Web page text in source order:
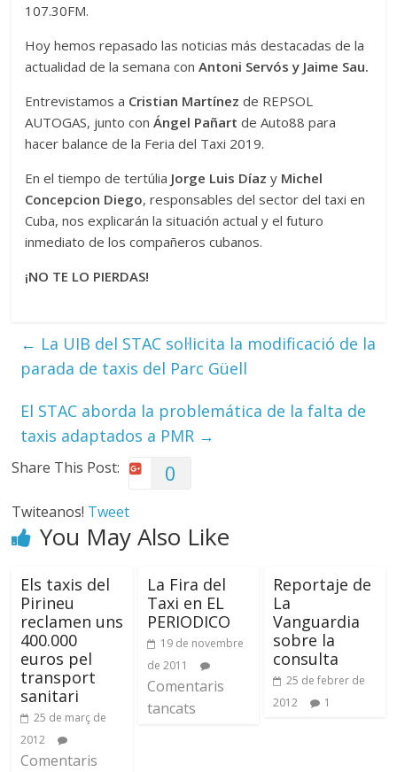
107.30FM.
Hoy hemos repasado las noticias más destacadas de la
actualidad de la semana conAntoni Servós y Jaime Sau.
Entrevistamos a Cristian Martínez de REPSOL
AUTOGAS, junto conÁngel Pañart de Auto88 para
hacer balance de la Feria del Taxi 2019.
En el tiempo de tertúlia Jorge Luis Díaz y Michel
Concepcion Diego, responsables del sector del taxi en
Cuba, nos explicarán la situación actual y el futuro
inmediato de los compañeros cubanos.
¡NO TE LO PIERDAS!
← La UIB del STAC sol·licita la modificació de la
parada de taxis del Parc Güell
El STAC aborda la problemática de la falta de
taxis adaptados a PMR →
Share This Post: 0
Twiteanos! Tweet
You May Also Like
Els taxis del
Pirineu
reclamen uns
400.000
euros pel
transport
sanitari
25 de març de
2012
Comentaris
La Fira del
Taxi en EL
PERIODICO
19 de novembre
de 2011
Comentaris
tancats
Reportaje de
La
Vanguardia
sobre la
consulta
25 de febrer de
2012
1